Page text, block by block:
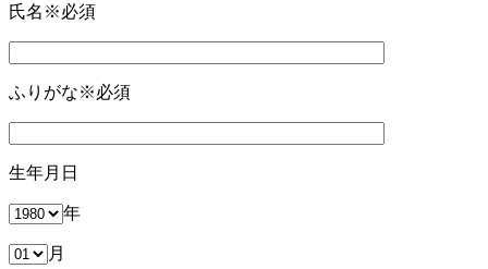
氏名 ※必須
ふりがな※必須
生年月日
年
月